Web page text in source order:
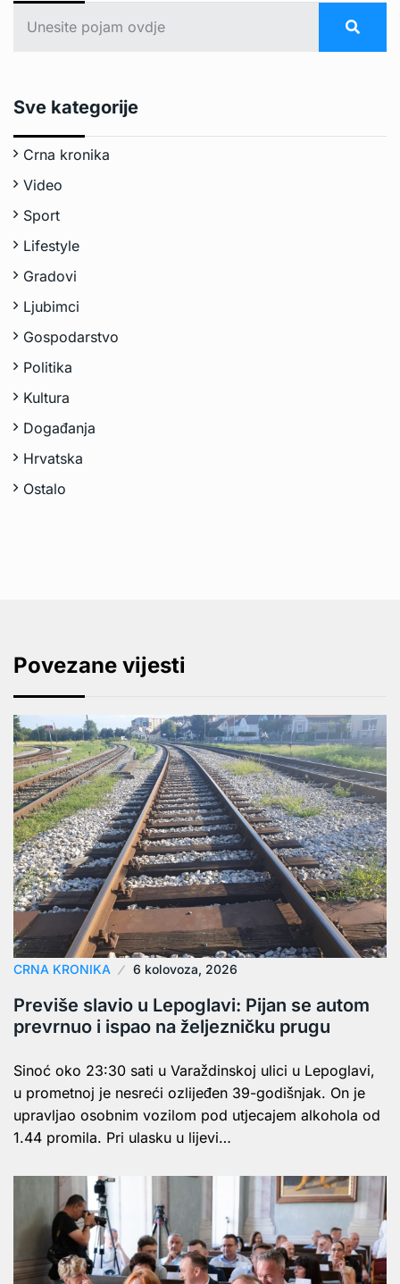
Sve kategorije
Crna kronika
Video
Sport
Lifestyle
Gradovi
Ljubimci
Gospodarstvo
Politika
Kultura
Događanja
Hrvatska
Ostalo
Povezane vijesti
CRNA KRONIKA 6 kolovoza, 2026
Previše slavio u Lepoglavi: Pijan se autom
prevrnuo i ispao na željezničku prugu
Sinoć oko 23:30 sati u Varaždinskoj ulici u Lepoglavi,
u prometnoj je nesreći ozlijeđen 39-godišnjak. On je
upravljao osobnim vozilom pod utjecajem alkohola od
1.44 promila. Pri ulasku u lijevi…